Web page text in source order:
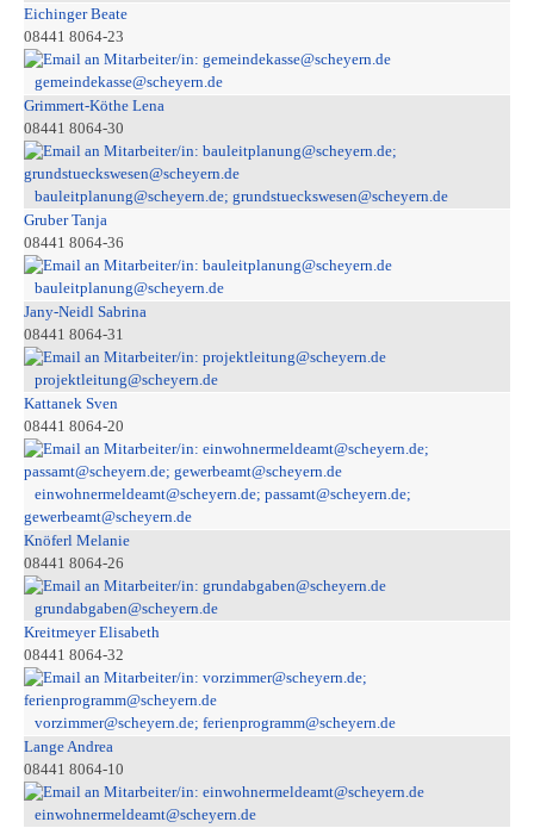
Eichinger Beate
08441 8064-23
gemeindekasse@scheyern.de
Grimmert-Köthe Lena
08441 8064-30
bauleitplanung@scheyern.de; grundstueckswesen@scheyern.de
Gruber Tanja
08441 8064-36
bauleitplanung@scheyern.de
Jany-Neidl Sabrina
08441 8064-31
projektleitung@scheyern.de
Kattanek Sven
08441 8064-20
einwohnermeldeamt@scheyern.de; passamt@scheyern.de;
gewerbeamt@scheyern.de
Knöferl Melanie
08441 8064-26
grundabgaben@scheyern.de
Kreitmeyer Elisabeth
08441 8064-32
vorzimmer@scheyern.de; ferienprogramm@scheyern.de
Lange Andrea
08441 8064-10
einwohnermeldeamt@scheyern.de